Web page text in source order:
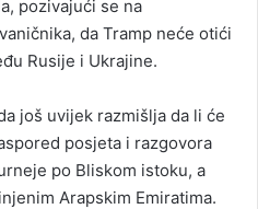
pozivajući se na
da Tramp neće otići
Rusije i Ukrajine.
još uvijek razmišlja da li će
posjeta i razgovora
po Bliskom istoku, a
Arapskim Emiratima.